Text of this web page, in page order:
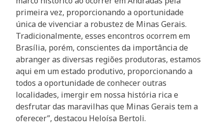
primeira vez, proporcionando a oportunidade
única de vivenciar a robustez de Minas Gerais.
Tradicionalmente, esses encontros ocorrem em
Brasília, porém, conscientes da importância de
abranger as diversas regiões produtoras, estamos
aqui em um estado produtivo, proporcionando a
todos a oportunidade de conhecer outras
localidades, imergir em nossa história rica e
desfrutar das maravilhas que Minas Gerais tem a
oferecer”, destacou Heloísa Bertoli.